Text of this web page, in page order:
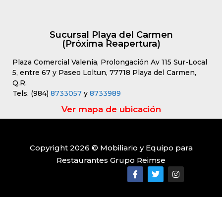
Sucursal Playa del Carmen
(Próxima Reapertura)
Plaza Comercial Valenia, Prolongación Av 115 Sur-Local
5, entre 67 y Paseo Loltun, 77718 Playa del Carmen,
Q.R.
Tels. (984) 8733057 y 8733989
Ver mapa de ubicación
Copyright 2026 © Mobiliario y Equipo para
Restaurantes Grupo Reimse